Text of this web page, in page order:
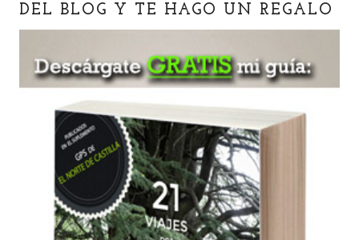
DEL BLOG Y TE HAGO UN REGALO